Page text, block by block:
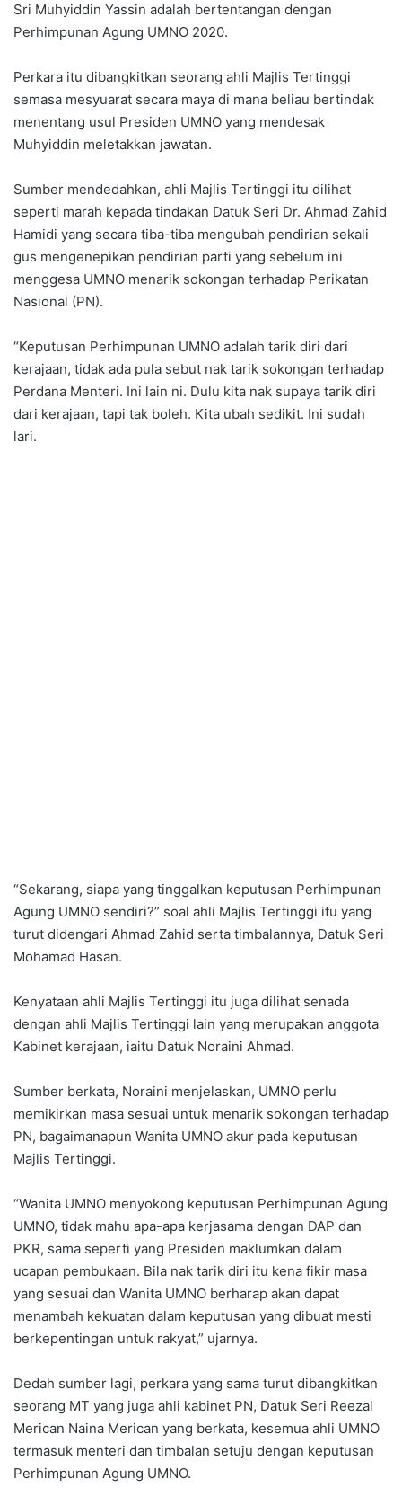
Sri Muhyiddin Yassin adalah bertentangan dengan
Perhimpunan Agung UMNO 2020.
Perkara itu dibangkitkan seorang ahli Majlis Tertinggi
semasa mesyuarat secara maya di mana beliau bertindak
menentang usul Presiden UMNO yang mendesak
Muhyiddin meletakkan jawatan.
Sumber mendedahkan, ahli Majlis Tertinggi itu dilihat
seperti marah kepada tindakan Datuk Seri Dr. Ahmad Zahid
Hamidi yang secara tiba-tiba mengubah pendirian sekali
gus mengenepikan pendirian parti yang sebelum ini
menggesa UMNO menarik sokongan terhadap Perikatan
Nasional (PN).
“Keputusan Perhimpunan UMNO adalah tarik diri dari
kerajaan, tidak ada pula sebut nak tarik sokongan terhadap
Perdana Menteri. Ini lain ni. Dulu kita nak supaya tarik diri
dari kerajaan, tapi tak boleh. Kita ubah sedikit. Ini sudah
lari.
“Sekarang, siapa yang tinggalkan keputusan Perhimpunan
Agung UMNO sendiri?” soal ahli Majlis Tertinggi itu yang
turut didengari Ahmad Zahid serta timbalannya, Datuk Seri
Mohamad Hasan.
Kenyataan ahli Majlis Tertinggi itu juga dilihat senada
dengan ahli Majlis Tertinggi lain yang merupakan anggota
Kabinet kerajaan, iaitu Datuk Noraini Ahmad.
Sumber berkata, Noraini menjelaskan, UMNO perlu
memikirkan masa sesuai untuk menarik sokongan terhadap
PN, bagaimanapun Wanita UMNO akur pada keputusan
Majlis Tertinggi.
“Wanita UMNO menyokong keputusan Perhimpunan Agung
UMNO, tidak mahu apa-apa kerjasama dengan DAP dan
PKR, sama seperti yang Presiden maklumkan dalam
ucapan pembukaan. Bila nak tarik diri itu kena fikir masa
yang sesuai dan Wanita UMNO berharap akan dapat
menambah kekuatan dalam keputusan yang dibuat mesti
berkepentingan untuk rakyat,” ujarnya.
Dedah sumber lagi, perkara yang sama turut dibangkitkan
seorang MT yang juga ahli kabinet PN, Datuk Seri Reezal
Merican Naina Merican yang berkata, kesemua ahli UMNO
termasuk menteri dan timbalan setuju dengan keputusan
Perhimpunan Agung UMNO.